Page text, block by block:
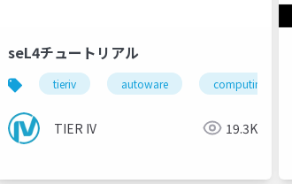
computing
seL4チュートリアル
tieriv autoware computing
TIER IV 19.3K